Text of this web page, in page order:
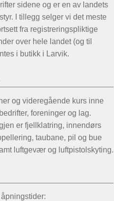
sidene og er en av landets
I tillegg selger vi det meste
fra registreringspliktige
over hele landet (og til
i butikk i Larvik.
og videregående kurs inne
foreninger og lag.
er fjellklatring, innendørs
taubane, pil og bue
luftgevær og luftpistolskyting.